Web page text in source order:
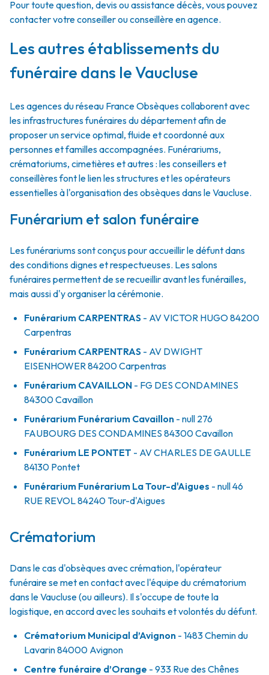
Pour toute question, devis ou assistance décès, vous pouvez
contacter votre conseiller ou conseillère en agence.
Les autres établissements du
funéraire dans le Vaucluse
Les agences du réseau France Obsèques collaborent avec
les infrastructures funéraires du département afin de
proposer un service optimal, fluide et coordonné aux
personnes et familles accompagnées. Funérariums,
crématoriums, cimetières et autres : les conseillers et
conseillères font le lien les structures et les opérateurs
essentielles à l'organisation des obsèques dans le Vaucluse.
Funérarium et salon funéraire
Les funérariums sont conçus pour accueillir le défunt dans
des conditions dignes et respectueuses. Les salons
funéraires permettent de se recueillir avant les funérailles,
mais aussi d'y organiser la cérémonie.
Funérarium CARPENTRAS - AVVICTOR HUGO84200
Carpentras
Funérarium CARPENTRAS - AV DWIGHT
EISENHOWER84200Carpentras
Funérarium CAVAILLON - FG DES CONDAMINES
84300Cavaillon
Funérarium Funérarium Cavaillon - null 276
FAUBOURG DES CONDAMINES 84300Cavaillon
Funérarium LE PONTET - AVCHARLES DE GAULLE
84130 Pontet
Funérarium Funérarium La Tour-d'Aigues - null46
RUE REVOL84240 Tour-d'Aigues
Crématorium
Dans le cas d'obsèques avec crémation, l'opérateur
funéraire se met en contact avec l'équipe du crématorium
dans le Vaucluse (ou ailleurs). Il s'occupe de toute la
logistique, en accord avec les souhaits et volontés du défunt.
Crématorium Municipal d’Avignon - 1483 Chemin du
Lavarin 84000 Avignon
Centre funéraire d’Orange - 933 Rue des Chênes